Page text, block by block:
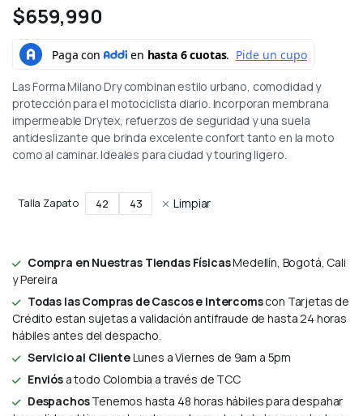
$659,990
Las Forma Milano Dry combinan estilo urbano, comodidad y
protección para el motociclista diario. Incorporan membrana
impermeable Drytex, refuerzos de seguridad y una suela
antideslizante que brinda excelente confort tanto en la moto
como al caminar. Ideales para ciudad y touring ligero.
Talla Zapato 42 43 Limpiar
Compra en Nuestras Tiendas FísicasMedellín, Bogotá, Cali
y Pereira
Todas las Compras de Cascos e Intercomscon Tarjetas de
Crédito estan sujetas a validación antifraude de hasta 24 horas
hábiles antes del despacho.
Servicio al ClienteLunes a Viernes de 9am a 5pm
Enviósa todo Colombia a través de TCC
DespachosTenemos hasta 48 horas hábiles para despahar